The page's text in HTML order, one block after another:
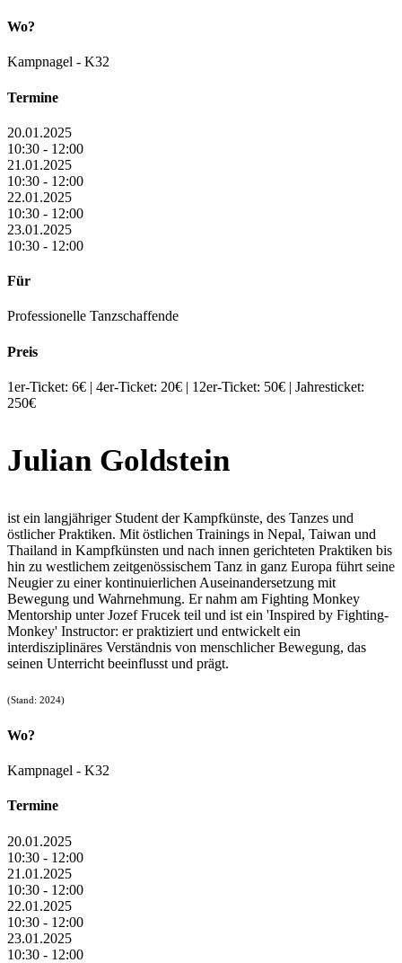
Wo?
Kampnagel - K32
Termine
20.01.2025
10:30 - 12:00
21.01.2025
10:30 - 12:00
22.01.2025
10:30 - 12:00
23.01.2025
10:30 - 12:00
Für
Professionelle Tanzschaffende
Preis
1er-Ticket: 6€ | 4er-Ticket: 20€ | 12er-Ticket: 50€ | Jahresticket:
250€
Julian Goldstein
ist ein langjähriger Student der Kampfkünste, des Tanzes und
östlicher Praktiken. Mit östlichen Trainings in Nepal, Taiwan und
Thailand in Kampfkünsten und nach innen gerichteten Praktiken bis
hin zu westlichem zeitgenössischem Tanz in ganz Europa führt seine
Neugier zu einer kontinuierlichen Auseinandersetzung mit
Bewegung und Wahrnehmung. Er nahm am Fighting Monkey
Mentorship unter Jozef Frucek teil und ist ein 'Inspired by Fighting-
Monkey' Instructor: er praktiziert und entwickelt ein
interdisziplinäres Verständnis von menschlicher Bewegung, das
seinen Unterricht beeinflusst und prägt.
(Stand: 2024)
Wo?
Kampnagel - K32
Termine
20.01.2025
10:30 - 12:00
21.01.2025
10:30 - 12:00
22.01.2025
10:30 - 12:00
23.01.2025
10:30 - 12:00